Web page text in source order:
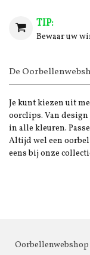
TIP:
Bewaar uw
De
Je kunt kiezen uit
oorclips. Van
in alle kleuren.
Altijd wel een oorbel
eens bij onze
Oorbellenwebshop